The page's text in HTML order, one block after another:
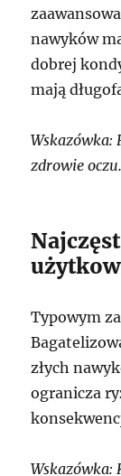
nawyków
dobrej
mają
Wskazówka:
zdrowie oczu.
Typowym
złych
ogranicza
Wskazówka: